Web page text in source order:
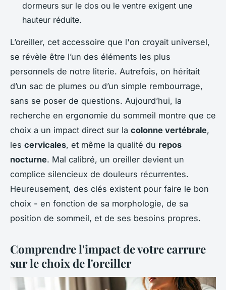
dormeurs sur le dos ou le ventre exigent une
hauteur réduite.
L’oreiller, cet accessoire que l'on croyait universel,
se révèle être l’un des éléments les plus
personnels de notre literie. Autrefois, on héritait
d’un sac de plumes ou d’un simple rembourrage,
sans se poser de questions. Aujourd’hui, la
recherche en ergonomie du sommeil montre que ce
choix a un impact direct sur la colonne vertébrale,
les cervicales, et même la qualité du repos
nocturne. Mal calibré, un oreiller devient un
complice silencieux de douleurs récurrentes.
Heureusement, des clés existent pour faire le bon
choix - en fonction de sa morphologie, de sa
position de sommeil, et de ses besoins propres.
Comprendre l'impact de votre carrure
sur le choix de l'oreiller